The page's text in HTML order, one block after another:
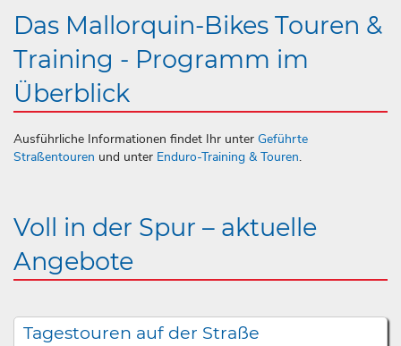
Das Mallorquin-Bikes Touren &
Training - Programm im
Überblick
Ausführliche Informationen findet Ihr unter Geführte
Straßentouren und unter Enduro-Training & Touren.
Voll in der Spur – aktuelle
Angebote
Tagestouren auf der Straße